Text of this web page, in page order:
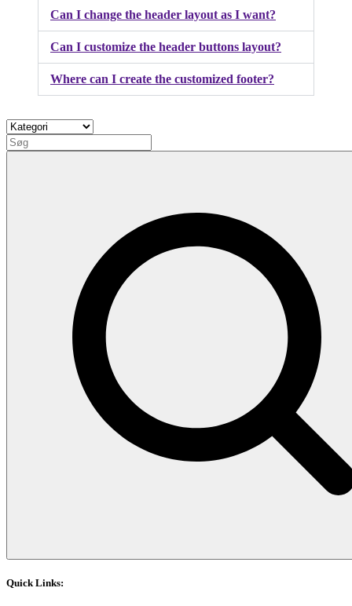
Can I change the header layout as I want?
Can I customize the header buttons layout?
Where can I create the customized footer?
Quick Links: